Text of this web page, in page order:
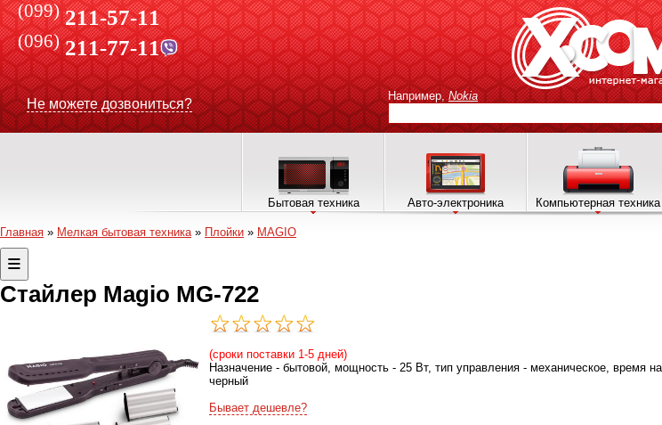
(099) 211-57-11
(096)211-77-11
Не можете дозвониться?
Например, Nokia
Бытовая техника Авто-электроника Компьютерная техника
Главная » Мелкая бытовая техника» Плойки » MAGIO
Стайлер Magio MG-722
(сроки поставки 1-5 дней)
Назначение - бытовой, мощность - 25 Вт, тип управления - механическое, время
черный
Бывает дешевле?